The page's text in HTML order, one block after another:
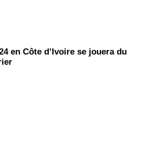
en Côte d’Ivoire se jouera du